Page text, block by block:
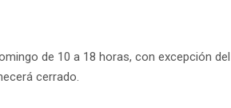
de 10 a 18 horas, con excepción del
cerrado.